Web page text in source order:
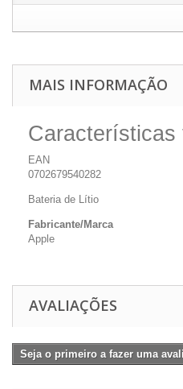
MAIS INFORMAÇÃO
Características
EAN
0702679540282
Bateria de Lítio
Fabricante/Marca
Apple
AVALIAÇÕES
Seja o primeiro a fazer uma